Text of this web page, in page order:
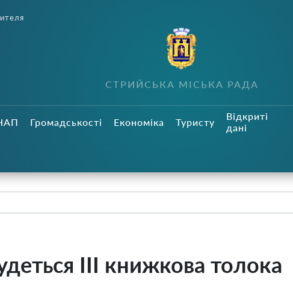
СТРИЙСЬКА МІСЬКА РАДА
Громадськості Економіка Туристу
Відкриті
дані
ІІІ книжкова толока